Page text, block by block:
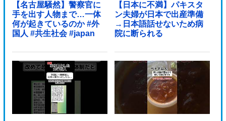
【名古屋騒然】警察官に
手を出す人物まで…一体
何が起きているのか #外
国人 #共生社会 #japan
【日本に不満】パキスタ
ン夫婦が日本で出産準備
→日本語話せないため病
院に断られる